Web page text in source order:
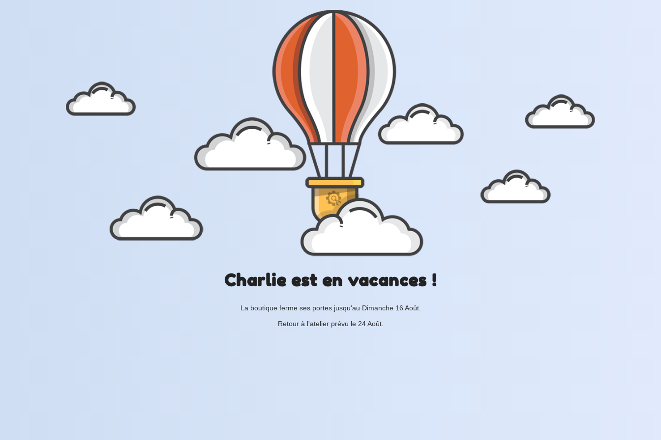
Charlie est en vacances !
La boutique ferme ses portes jusqu'au Dimanche 16 Août.
Retour à l'atelier prévu le 24 Août.